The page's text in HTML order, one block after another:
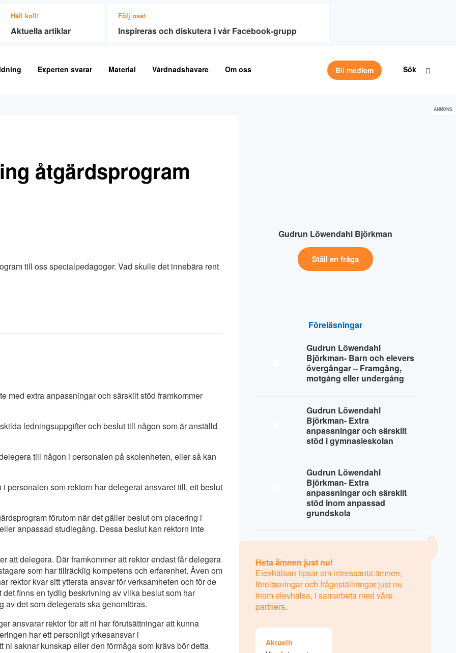
Håll koll!
Aktuella artiklar
Följ oss!
Inspireras och diskutera i vår Facebook-grupp
Experten svarar Material Vårdnadshavare Om oss Bli medlem Sök
åtgärdsprogram
till oss specialpedagoger. Vad skulle det innebära rent
med extra anpassningar och särskilt stöd framkommer
ledningsuppgifter och beslut till någon som är anställd
till någon i personalen på skolenheten, eller så kan
personalen som rektorn har delegerat ansvaret till, ett beslut
förutom när det gäller beslut om placering i
anpassad studiegång. Dessa beslut kan rektorn inte
att delegera. Där framkommer att rektor endast får delegera
som har tillräcklig kompetens och erfarenhet. Även om
rektor kvar sitt yttersta ansvar för verksamheten och för de
finns en tydlig beskrivning av vilka beslut som har
det som delegerats ska genomföras.
ansvarar rektor för att ni har förutsättningar att kunna
har ett personligt yrkesansvar i
saknar kunskap eller den förmåga som krävs bör detta
Gudrun Löwendahl Björkman
Ställ en fråga
Föreläsningar
Gudrun Löwendahl
Björkman- Barn och elevers
övergångar – Framgång,
motgång eller undergång
Gudrun Löwendahl
Björkman- Extra
anpassningar och särskilt
stöd i gymnasieskolan
Gudrun Löwendahl
Björkman- Extra
anpassningar och särskilt
stöd inom anpassad
grundskola
Heta ämnen just nu!
Elevhälsan tipsar om intressanta ämnen,
föreläsningar och frågeställningar just nu
inom elevhälsa, i samarbeta med våra
partners.
Aktuellt
ANNONS